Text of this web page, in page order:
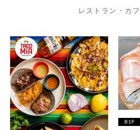
レストラン・カ
B1F